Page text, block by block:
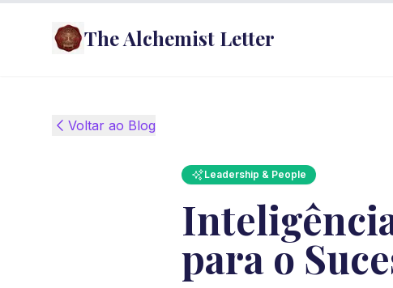
The Alchemist Letter
Voltar ao Blog
Leadership & People
para o